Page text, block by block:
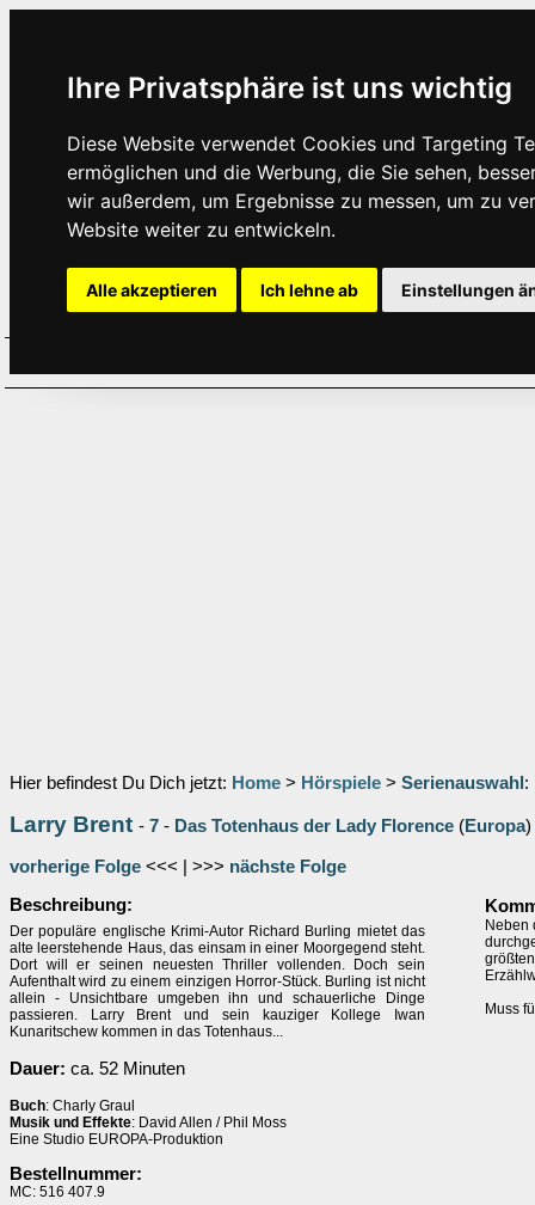
Ihre Privatsphäre ist uns wichtig
Diese Website verwendet Cookies und Targeting
ermöglichen und die Werbung, die Sie sehen,
wir außerdem, um Ergebnisse zu messen, um zu
Website weiter zu entwickeln.
Alle akzeptieren Ich lehne ab Einstellungen
Hier befindest Du Dich jetzt: Home > Hörspiele > Serienauswahl :
Larry Brent - 7 - Das Totenhaus der Lady Florence (Europa)
vorherige Folge <<< | >>> nächste Folge
Beschreibung:
Der populäre englische Krimi-Autor Richard Burling mietet das
alte leerstehende Haus, das einsam in einer Moorgegend steht.
Dort will er seinen neuesten Thriller vollenden. Doch sein
Aufenthalt wird zu einem einzigen Horror-Stück. Burling ist nicht
allein - Unsichtbare umgeben ihn und schauerliche Dinge
passieren. Larry Brent und sein kauziger Kollege Iwan
Kunaritschew kommen in das Totenhaus...
Dauer: ca. 52 Minuten
Buch: Charly Graul
Musik und Effekte: David Allen / Phil Moss
Eine Studio EUROPA-Produktion
Bestellnummer:
MC: 516 407.9
Neben
Muss